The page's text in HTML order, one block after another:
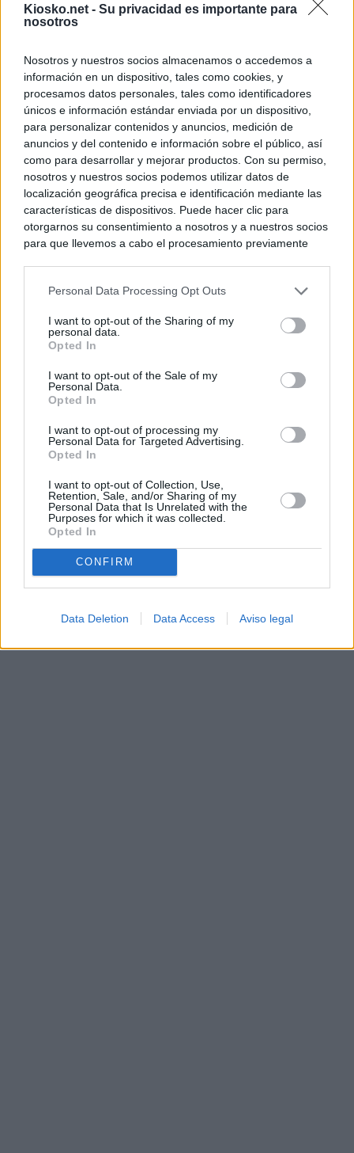
Kiosko.net - Su privacidad es importante para
nosotros
Nosotros y nuestros socios almacenamos o accedemos a
información en un dispositivo, tales como cookies, y
procesamos datos personales, tales como identificadores
únicos e información estándar enviada por un dispositivo,
para personalizar contenidos y anuncios, medición de
anuncios y del contenido e información sobre el público, así
como para desarrollar y mejorar productos. Con su permiso,
nosotros y nuestros socios podemos utilizar datos de
localización geográfica precisa e identificación mediante las
características de dispositivos. Puede hacer clic para
otorgarnos su consentimiento a nosotros y a nuestros socios
para que llevemos a cabo el procesamiento previamente
negar su consentimiento. Tenga en cuenta que algún
de su consentimiento, pero usted tiene el derecho de
rechazar tal procesamiento. Sus preferencias se aplicarán
cualquier momento entrando de nuevo en este sitio web o
visitando nuestra política de privacidad.
Personal Data Processing Opt Outs
I want to opt-out of the Sharing of my
personal data.
Opted In
I want to opt-out of the Sale of my
Personal Data.
Opted In
I want to opt-out of processing my
Personal Data for Targeted Advertising.
Opted In
I want to opt-out of Collection, Use,
Retention, Sale, and/or Sharing of my
Personal Data that Is Unrelated with the
Purposes for which it was collected.
Opted In
CONFIRM
Data Deletion Data Access Aviso legal